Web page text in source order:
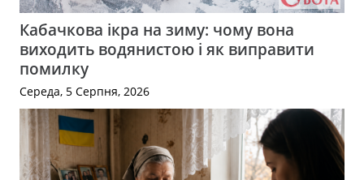
Кабачкова ікра на зиму: чому вона
виходить водянистою і як виправити
помилку
Середа, 5 Серпня, 2026